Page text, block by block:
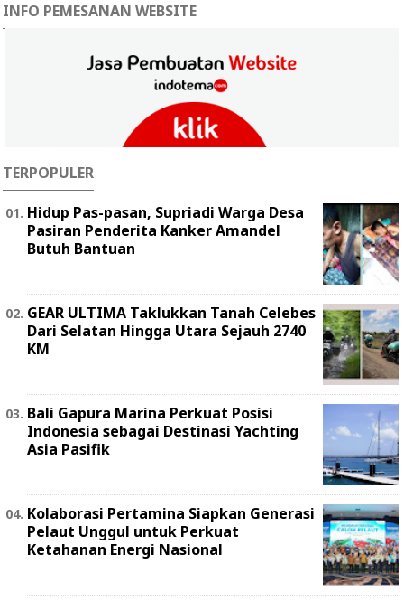
INFO PEMESANAN WEBSITE
TERPOPULER
Hidup Pas-pasan, Supriadi Warga Desa
Pasiran Penderita Kanker Amandel
Butuh Bantuan
GEAR ULTIMA Taklukkan Tanah Celebes
Dari Selatan Hingga Utara Sejauh 2740
KM
Bali Gapura Marina Perkuat Posisi
Indonesia sebagai Destinasi Yachting
Asia Pasifik
Kolaborasi Pertamina Siapkan Generasi
Pelaut Unggul untuk Perkuat
Ketahanan Energi Nasional